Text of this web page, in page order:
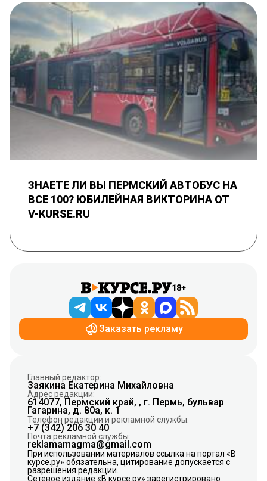
ЗНАЕТЕ ЛИ ВЫ ПЕРМСКИЙ АВТОБУС НА
ВСЕ 100? ЮБИЛЕЙНАЯ ВИКТОРИНА ОТ
V-KURSE.RU
18+
Заказать рекламу
Главный редактор:
Заякина Екатерина Михайловна
Адрес редакции:
614077, Пермский край, , г. Пермь, бульвар
Гагарина, д. 80а, к. 1
Телефон редакции и рекламной службы:
+7 (342) 206 30 40
Почта рекламной службы:
reklamamagma@gmail.com
При использовании материалов ссылка на портал «В
курсе.ру» обязательна, цитирование допускается с
разрешения редакции.
Сетевое издание «В курсе.ру» зарегистрировано